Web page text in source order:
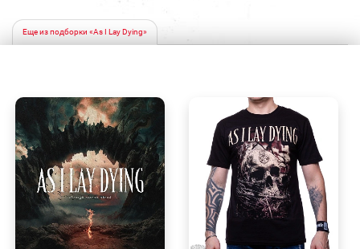
Еще из подборки «As I Lay Dying»